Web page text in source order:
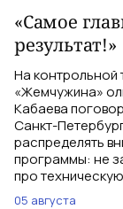
«Самое
результат!»
На контрольной
«Жемчужина»
Кабаева
Санкт-
распределять
программы: не
про
05 августа